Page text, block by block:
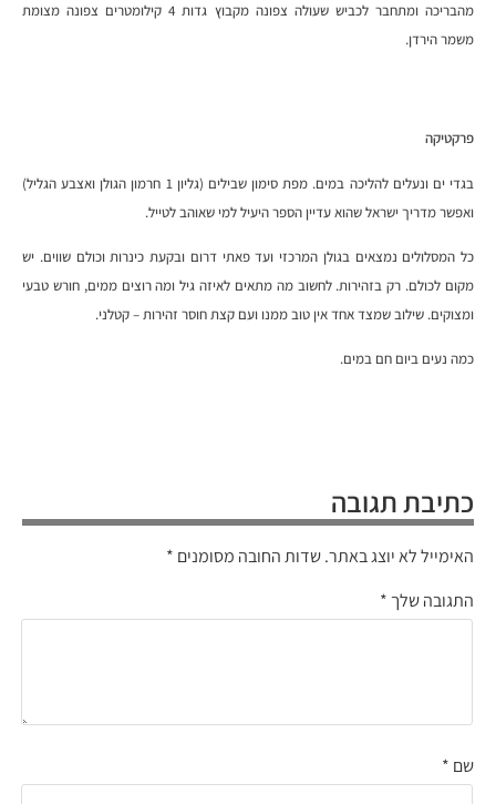
מהבריכה ומתחבר לכביש שעולה צפונה מקבוץ גדות 4 קילומטרים צפונה מצומת
משמר הירדן.
פרקטיקה
בגדי ים ונעלים להליכה במים. מפת סימון שבילים (גליון 1 חרמון הגולן ואצבע הגליל)
ואפשר מדריך ישראל שהוא עדיין הספר היעיל למי שאוהב לטייל.
כל המסלולים נמצאים בגולן המרכזי ועד פאתי דרום ובקעת כינרות וכולם שווים. יש
מקום לכולם. רק בזהירות. לחשוב מה מתאים לאיזה גיל ומה רוצים ממים, חורש טבעי
ומצוקים. שילוב שמצד אחד אין טוב ממנו ועם קצת חוסר זהירות – קטלני.
כמה נעים ביום חם במים.
כתיבת תגובה
האימייל לא יוצג באתר.שדות החובה מסומנים *
התגובה שלך *
שם *